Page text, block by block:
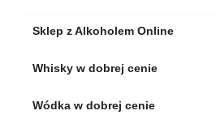
Sklep z Alkoholem Online
Whisky w dobrej cenie
Wódka w dobrej cenie